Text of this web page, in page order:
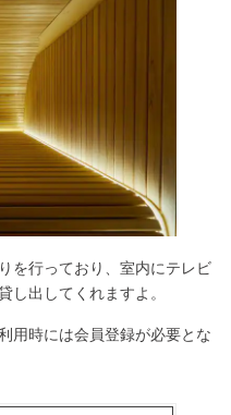
を行っており、室内にテレビ
し出してくれますよ。
用時には会員登録が必要とな